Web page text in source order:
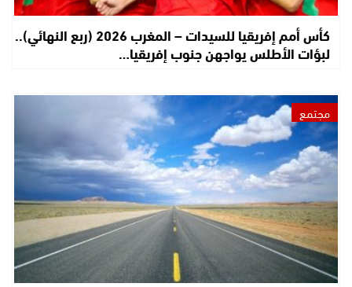
كأس أمم إفريقيا للسيدات – المغرب 2026 (ربع النهائي)..
لبؤات الأطلس يواجهن جنوب إفريقيا…
مجتمع